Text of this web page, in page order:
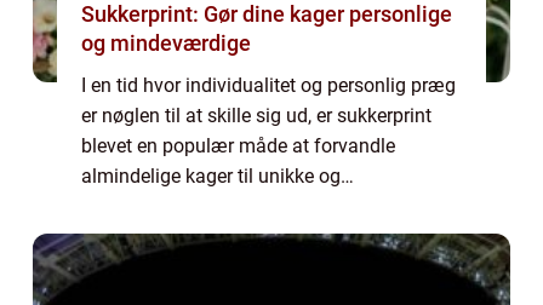
Sukkerprint: Gør dine kager personlige
og mindeværdige
I en tid hvor individualitet og personlig præg
er nøglen til at skille sig ud, er sukkerprint
blevet en populær måde at forvandle
almindelige kager til unikke og
anvende spiseligt bl...